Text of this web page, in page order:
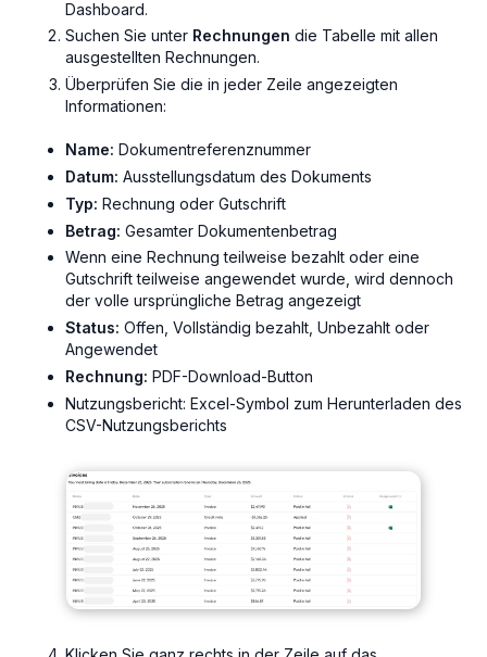
Dashboard.
Suchen Sie unter Rechnungen die Tabelle mit allen
ausgestellten Rechnungen.
Überprüfen Sie die in jeder Zeile angezeigten
Informationen:
Name: Dokumentreferenznummer
Datum: Ausstellungsdatum des Dokuments
Typ: Rechnung oder Gutschrift
Betrag: Gesamter Dokumentenbetrag
Wenn eine Rechnung teilweise bezahlt oder eine
Gutschrift teilweise angewendet wurde, wird dennoch
der volle ursprüngliche Betrag angezeigt
Status: Offen, Vollständig bezahlt, Unbezahlt oder
Angewendet
Rechnung: PDF-Download-Button
Nutzungsbericht: Excel-Symbol zum Herunterladen des
CSV-Nutzungsberichts